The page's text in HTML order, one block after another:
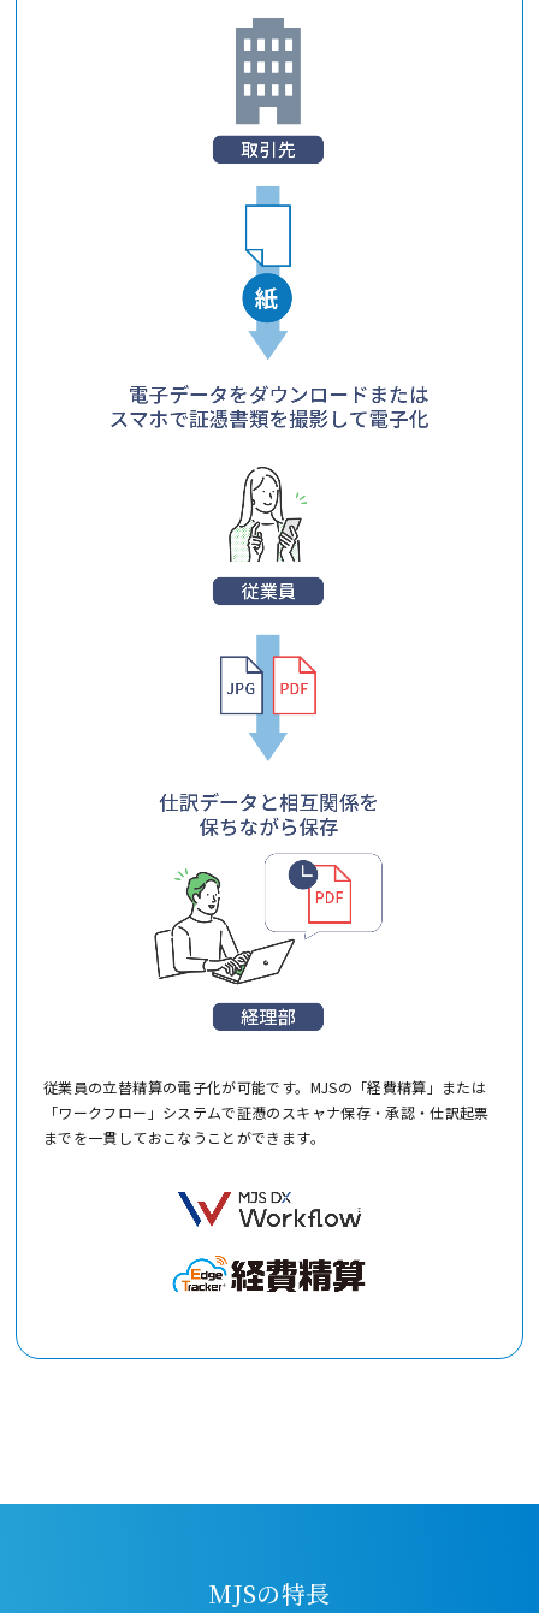
従業員の立替精算の電子化が可能です。MJSの「経費精算」または
「ワークフロー」システムで証憑のスキャナ保存・承認・仕訳起票
までを一貫しておこなうことができます。
MJSの特長